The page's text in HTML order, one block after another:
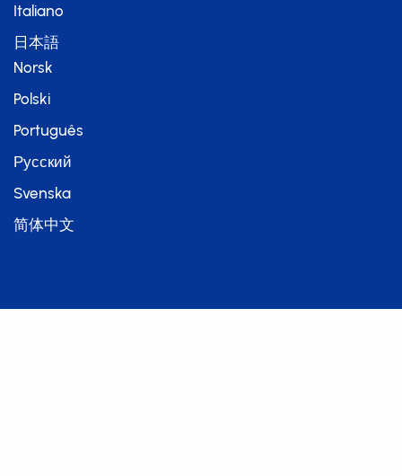
Italiano
日本語
Norsk
Polski
Português
Русский
Svenska
简体中文